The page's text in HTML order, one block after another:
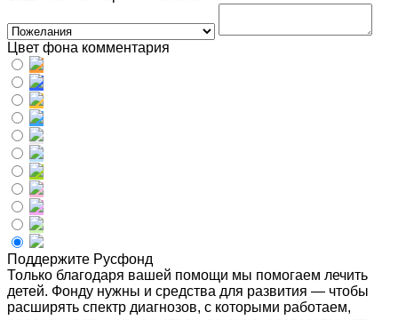
Цвет фона комментария
Поддержите Русфонд
Только благодаря вашей помощи мы помогаем лечить
детей. Фонду нужны и средства для развития — чтобы
расширять спектр диагнозов, с которыми работаем,